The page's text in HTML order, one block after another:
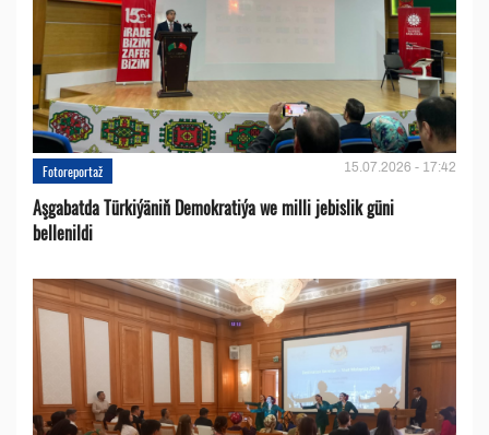
Fotoreportaž 15.07.2026 - 17:42
Aşgabatda Türkiýäniň Demokratiýa we milli jebislik güni
bellenildi